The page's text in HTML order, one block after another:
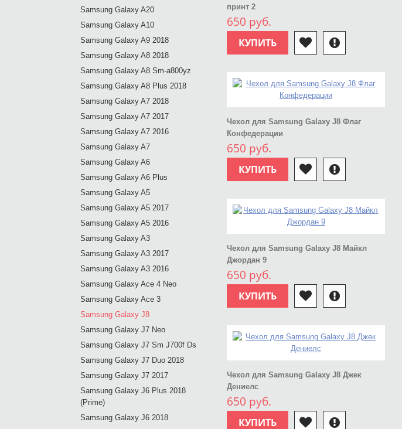
принт 2
650 руб.
КУПИТЬ
Чехол для Samsung Galaxy J8 Флаг
Конфедерации
650 руб.
КУПИТЬ
Чехол для Samsung Galaxy J8 Майкл
Джордан 9
650 руб.
КУПИТЬ
Чехол для Samsung Galaxy J8 Джек
Дениелс
650 руб.
КУПИТЬ
Samsung Galaxy A20
Samsung Galaxy A10
Samsung Galaxy A9 2018
Samsung Galaxy A8 2018
Samsung Galaxy A8 Sm-a800yz
Samsung Galaxy A8 Plus 2018
Samsung Galaxy A7 2018
Samsung Galaxy A7 2017
Samsung Galaxy A7 2016
Samsung Galaxy A7
Samsung Galaxy A6
Samsung Galaxy A6 Plus
Samsung Galaxy A5
Samsung Galaxy A5 2017
Samsung Galaxy A5 2016
Samsung Galaxy A3
Samsung Galaxy A3 2017
Samsung Galaxy A3 2016
Samsung Galaxy Ace 4 Neo
Samsung Galaxy Ace 3
Samsung Galaxy J8
Samsung Galaxy J7 Neo
Samsung Galaxy J7 Sm J700f Ds
Samsung Galaxy J7 Duo 2018
Samsung Galaxy J7 2017
Samsung Galaxy J6 Plus 2018
(Prime)
Samsung Galaxy J6 2018